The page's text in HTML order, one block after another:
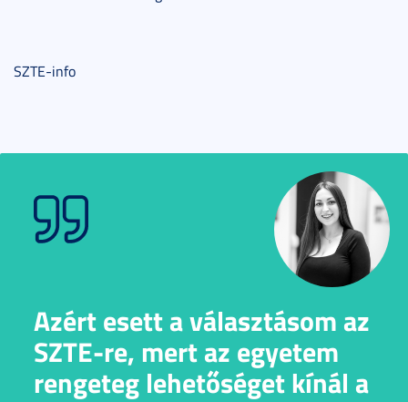
SZTE-info
Azért esett a választásom az
SZTE-re, mert az egyetem
rengeteg lehetőséget kínál a